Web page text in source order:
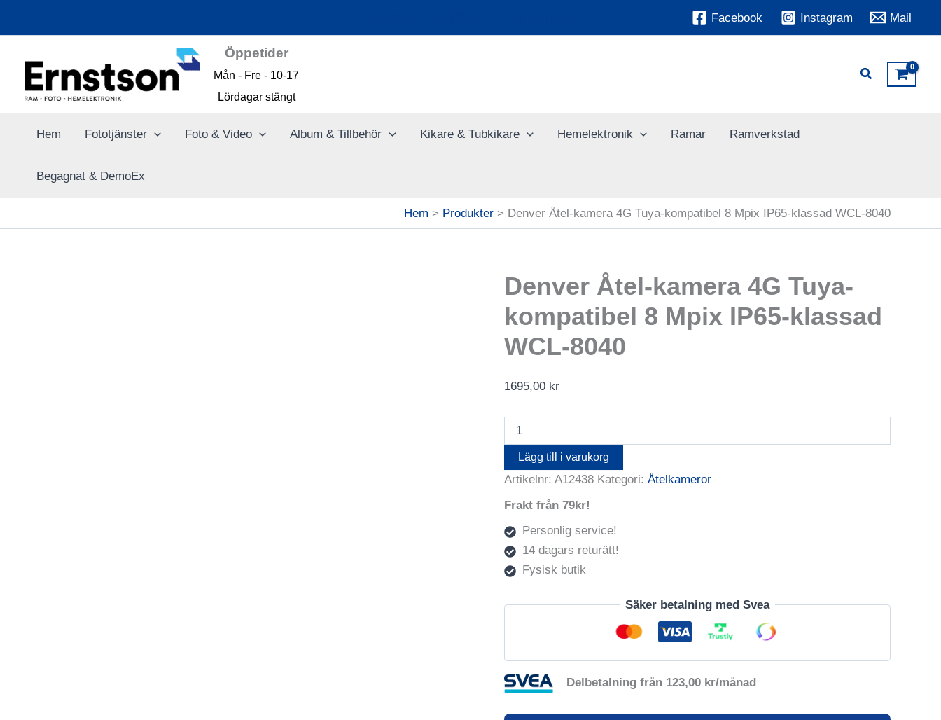
Facebook Instagram Mail
Öppetider
Mån - Fre - 10-17
Lördagar stängt
Hem Fototjänster Foto & Video Album & Tillbehör Kikare & Tubkikare Hemelektronik Ramar Ramverkstad
Begagnat & DemoEx
Hem Produkter Denver Åtel-kamera 4G Tuya-kompatibel 8 Mpix IP65-klassad WCL-8040
Denver Åtel-kamera 4G Tuya-
kompatibel 8 Mpix IP65-klassad
WCL-8040
1695,00 kr
Denver
Åtel-
kamera
Tuya-
8
IP65-
klassad
WCL-
8040
Lägg till i varukorg
Artikelnr: A12438 Kategori: Åtelkameror
Frakt från 79kr!
Personlig service!
14 dagars returätt!
Fysisk butik
Säker betalning med Svea
Delbetalning från 123,00 kr/månad